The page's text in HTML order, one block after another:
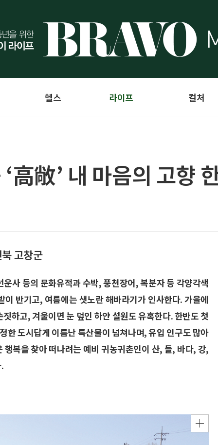
헬스 라이프 컬처
高敞’ 내 마음의 고향
고창군
사 등의 문화유적과 수박, 풍천장어, 복분자 등 각양각색
반기고, 여름에는 샛노란 해바라기가 인사한다. 가을에
하고, 겨울이면 눈 덮인 하얀 설원도 유혹한다. 한반도 첫
한 도시답게 이름난 특산물이 넘쳐나며, 유입 인구도 많아
복을 찾아 떠나려는 예비 귀농귀촌인이 산, 들, 바다, 강,